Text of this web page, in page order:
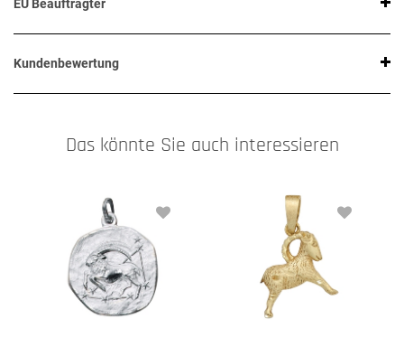
EU Beauftragter
Kundenbewertung
Das könnte Sie auch interessieren